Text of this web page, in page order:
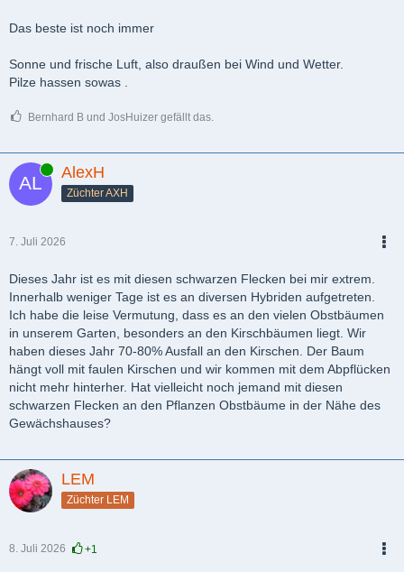
Das beste ist noch immer
Sonne und frische Luft, also draußen bei Wind und Wetter.
Pilze hassen sowas .
Bernhard B und JosHuizer gefällt das.
Online AlexH
Züchter AXH
7. Juli 2026
Dieses Jahr ist es mit diesen schwarzen Flecken bei mir extrem.
Innerhalb weniger Tage ist es an diversen Hybriden aufgetreten.
Ich habe die leise Vermutung, dass es an den vielen Obstbäumen
in unserem Garten, besonders an den Kirschbäumen liegt. Wir
haben dieses Jahr 70-80% Ausfall an den Kirschen. Der Baum
hängt voll mit faulen Kirschen und wir kommen mit dem Abpflücken
nicht mehr hinterher. Hat vielleicht noch jemand mit diesen
schwarzen Flecken an den Pflanzen Obstbäume in der Nähe des
Gewächshauses?
LEM
Züchter LEM
8. Juli 2026 +1